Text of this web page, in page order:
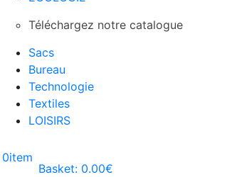
Téléchargez notre catalogue
Sacs
Bureau
Technologie
Textiles
LOISIRS
0item
Basket: 0.00€